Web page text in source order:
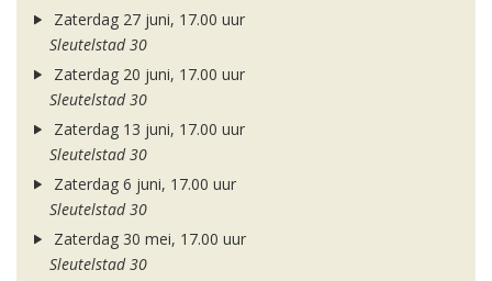
Zaterdag 27 juni, 17.00 uur
Sleutelstad 30
Zaterdag 20 juni, 17.00 uur
Sleutelstad 30
Zaterdag 13 juni, 17.00 uur
Sleutelstad 30
Zaterdag 6 juni, 17.00 uur
Sleutelstad 30
Zaterdag 30 mei, 17.00 uur
Sleutelstad 30